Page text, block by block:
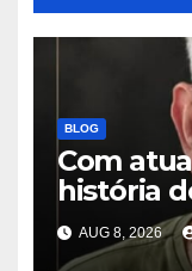
BLOG
Com
história
morre
decreta
AUG 8, 2026